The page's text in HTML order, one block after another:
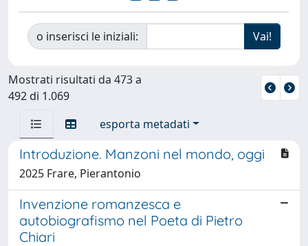
o inserisci le iniziali:
Mostrati risultati da 473 a
492 di 1.069
esporta metadati
Introduzione. Manzoni nel mondo, oggi
2025 Frare, Pierantonio
Invenzione romanzesca e
autobiografismo nel Poeta di Pietro
Chiari